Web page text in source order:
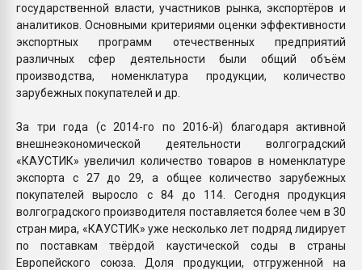
государственной власти, участников рынка, экспортёров и
аналитиков. Основными критериями оценки эффективности
экспортных программ отечественных предприятий
различных сфер деятельности были общий объём
производства, номенклатура продукции, количество
зарубежных покупателей и др.
За три года (с 2014-го по 2016-й) благодаря активной
внешнеэкономической деятельности волгоградский
«КАУСТИК» увеличил количество товаров в номенклатуре
экспорта с 27 до 29, а общее количество зарубежных
покупателей выросло с 84 до 114. Сегодня продукция
волгоградского производителя поставляется более чем в 30
стран мира, «КАУСТИК» уже несколько лет подряд лидирует
по поставкам твёрдой каустической соды в страны
Европейского союза. Доля продукции, отгруженной на